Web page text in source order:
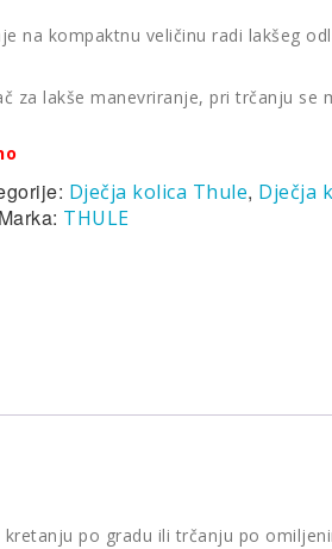
na kompaktnu veličinu radi lakšeg
za lakše manevriranje, pri trčanju se
Dječja kolica Thule, Dječja
Marka: THULE
po gradu ili trčanju po